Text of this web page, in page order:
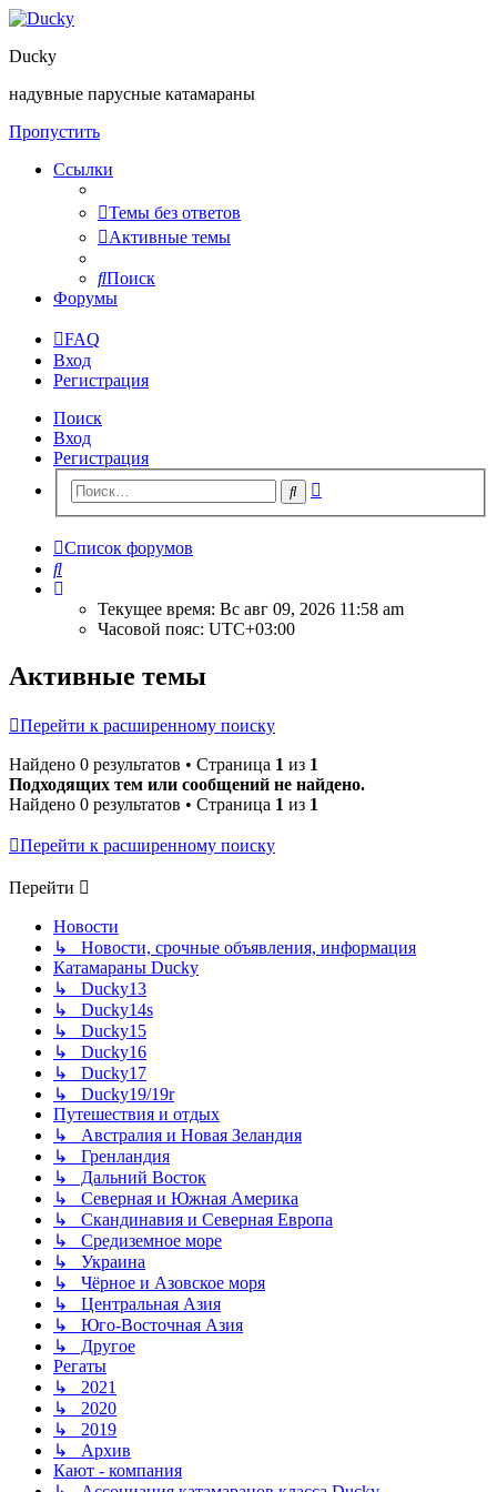
Ducky
надувные парусные катамараны
Пропустить
Ссылки
Темы без ответов
Активные темы
Поиск
Форумы
FAQ
Вход
Регистрация
Поиск
Вход
Регистрация
Поиск
Список форумов
Поиск
Текущее время: Вс авг 09, 2026 11:58 am
Часовой пояс: UTC+03:00
Активные темы
Перейти к расширенному поиску
Найдено 0 результатов • Страница 1 из 1
Подходящих тем или сообщений не найдено.
Найдено 0 результатов • Страница 1 из 1
Перейти к расширенному поиску
Перейти
Новости
↳ Новости, срочные объявления, информация
Катамараны Ducky
↳ Ducky13
↳ Ducky14s
↳ Ducky15
↳ Ducky16
↳ Ducky17
↳ Ducky19/19r
Путешествия и отдых
↳ Австралия и Новая Зеландия
↳ Гренландия
↳ Дальний Восток
↳ Северная и Южная Америка
↳ Скандинавия и Северная Европа
↳ Средиземное море
↳ Украина
↳ Чёрное и Азовское моря
↳ Центральная Азия
↳ Юго-Восточная Азия
↳ Другое
Регаты
↳ 2021
↳ 2020
↳ 2019
↳ Архив
Кают - компания